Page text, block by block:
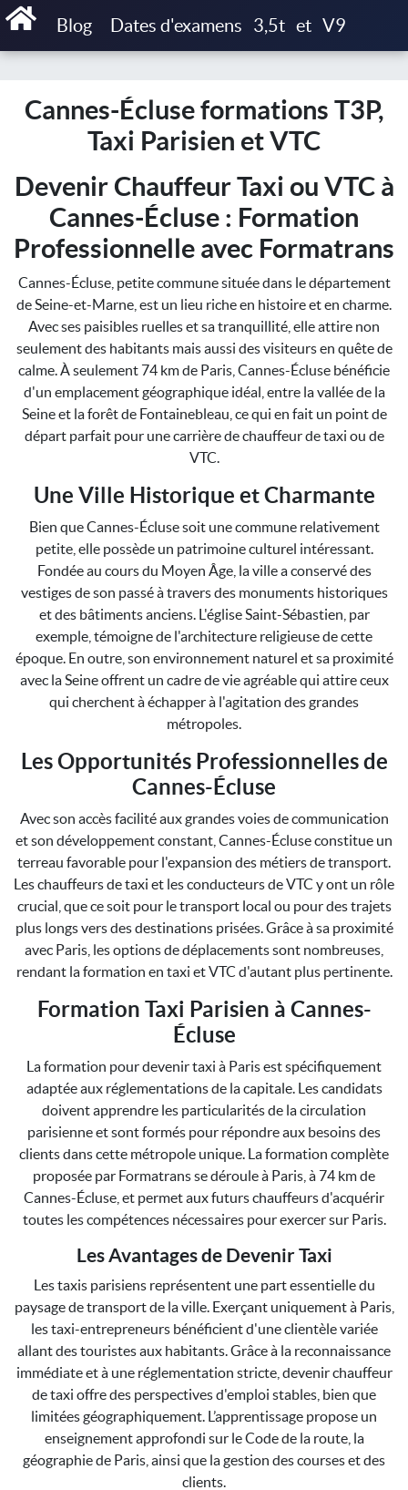
Blog Dates d'examens 3,5t et V9
Accueil
Cannes-Écluse formations T3P,
Taxi Parisien et VTC
Devenir Chauffeur Taxi ou VTC à
Cannes-Écluse : Formation
Professionnelle avec Formatrans
Cannes-Écluse, petite commune située dans le département
de Seine-et-Marne, est un lieu riche en histoire et en charme.
Avec ses paisibles ruelles et sa tranquillité, elle attire non
seulement des habitants mais aussi des visiteurs en quête de
calme. À seulement 74 km de Paris, Cannes-Écluse bénéficie
d'un emplacement géographique idéal, entre la vallée de la
Seine et la forêt de Fontainebleau, ce qui en fait un point de
départ parfait pour une carrière de chauffeur de taxi ou de
VTC.
Une Ville Historique et Charmante
Bien que Cannes-Écluse soit une commune relativement
petite, elle possède un patrimoine culturel intéressant.
Fondée au cours du Moyen Âge, la ville a conservé des
vestiges de son passé à travers des monuments historiques
et des bâtiments anciens. L'église Saint-Sébastien, par
exemple, témoigne de l'architecture religieuse de cette
époque. En outre, son environnement naturel et sa proximité
avec la Seine offrent un cadre de vie agréable qui attire ceux
qui cherchent à échapper à l'agitation des grandes
métropoles.
Les Opportunités Professionnelles de
Cannes-Écluse
Avec son accès facilité aux grandes voies de communication
et son développement constant, Cannes-Écluse constitue un
terreau favorable pour l'expansion des métiers de transport.
Les chauffeurs de taxi et les conducteurs de VTC y ont un rôle
crucial, que ce soit pour le transport local ou pour des trajets
plus longs vers des destinations prisées. Grâce à sa proximité
avec Paris, les options de déplacements sont nombreuses,
rendant la formation en taxi et VTC d'autant plus pertinente.
Formation Taxi Parisien à Cannes-
Écluse
La formation pour devenir taxi à Paris est spécifiquement
adaptée aux réglementations de la capitale. Les candidats
doivent apprendre les particularités de la circulation
parisienne et sont formés pour répondre aux besoins des
clients dans cette métropole unique. La formation complète
proposée par Formatrans se déroule à Paris, à 74 km de
Cannes-Écluse, et permet aux futurs chauffeurs d'acquérir
toutes les compétences nécessaires pour exercer sur Paris.
Les Avantages de Devenir Taxi
Les taxis parisiens représentent une part essentielle du
paysage de transport de la ville. Exerçant uniquement à Paris,
les taxi-entrepreneurs bénéficient d'une clientèle variée
allant des touristes aux habitants. Grâce à la reconnaissance
immédiate et à une réglementation stricte, devenir chauffeur
de taxi offre des perspectives d'emploi stables, bien que
limitées géographiquement. L’apprentissage propose un
enseignement approfondi sur le Code de la route, la
géographie de Paris, ainsi que la gestion des courses et des
clients.